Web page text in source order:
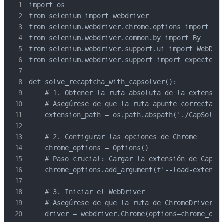
import os
from selenium import webdriver
from selenium.webdriver.chrome.options import
from selenium.webdriver.common.by import By
from selenium.webdriver.support.ui import
from selenium.webdriver.support import
def solve_recaptcha_with_capsolver():
# 1. Obtener la ruta absoluta de la
# Asegúrese de que la ruta apunte
extension_path = os.path.abspath('./
    # 2. Configurar las opciones de Chrome
    chrome_options = Options()
# Paso crucial: Cargar la extensión de
chrome_options.add_argument(f'--load-
    # 3. Iniciar el WebDriver
# Asegúrese de que la ruta de ChromeDriver
driver =